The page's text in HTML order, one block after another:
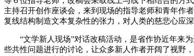
主持召开创作座谈会，来到现场的指导老师和青年作
复线结构制造文本复杂性的张力，对人类的慈悲心应
“文学新人现场”对话改稿活动，是省作协近年来
些共性问题进行的讨论，让众多新人作者开阔了视野